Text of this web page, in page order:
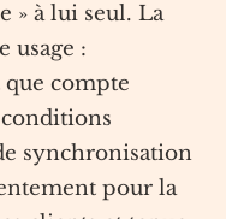
» à lui seul. La
usage :
compte
synchronisation
pour la